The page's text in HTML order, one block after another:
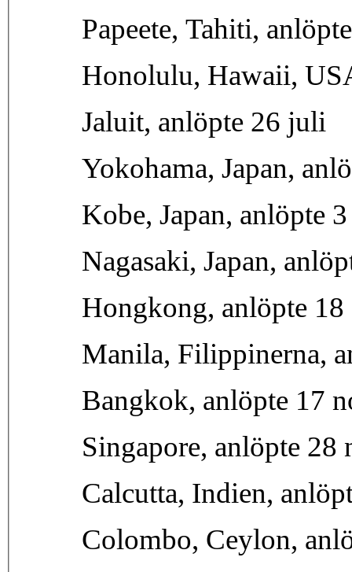
Papeete, Tahiti,
Honolulu, Hawaii,
Jaluit, anlöpte 26 juli
Yokohama, Japan,
Kobe, Japan, anlöpte
Nagasaki, Japan,
Hongkong, anlöpte
Manila, Filippinerna,
Bangkok, anlöpte 17
Singapore, anlöpte 28
Calcutta, Indien,
Colombo, Ceylon,